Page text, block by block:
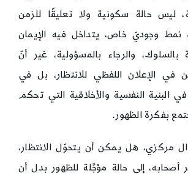
ليس حالة سكونية ولا تعليقًا للزمن
نمط وجوديّ خاص، يتداخل فيه الإيمان
بالسلوك، والرجاء بالمسؤولية، غير أنّ
في الإعلان اللفظي للانتظار، بل في
البنية النفسية والأخلاقية التي تحكم
بفكرة الظهور.
مركزي، هل يمكن أن يتحوّل الانتظار،
إلى حالة مؤجِّلة للظهور بدل أن